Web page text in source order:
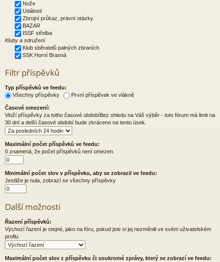
Nože
Události
Zbrojní průkaz, právní otázky
BAZAR
ISSF střelba
Kluby a sdružení
Klub sběratelů palných zbraních
SSK Horní Branná
Filtr příspěvků
Typ příspěvků ve feedu:
Všechny příspěvky
První příspěvek ve vlákně
Časové omezení:
Vloží příspěvky za totho časové obdobíBez ohledu na Váš výběr - toto fórum má limit na
30 dní a delší časové období bude zkráceno na tento úsek.
Maximální počet příspěvků ve feedu:
0 znamená, že počet příspěvků není omezen.
Minimální počet slov v příspěvku, aby se zobrazil ve feedu:
Jestliže je nula, zobrazí se všechny příspěvky
Další možnosti
Řazení příspěvků:
Výchozí řazení je stejné, jako na fóru, pokud jste si jej nezměnili ve svém uživatelském
proflu.
Maximální počet slov z příspěvku či soukromé zprávy, který se zobrazí ve feedu: